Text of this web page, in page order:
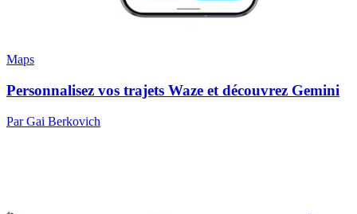
Maps
Personnalisez vos trajets Waze et découvrez Gemini
Par Gai Berkovich